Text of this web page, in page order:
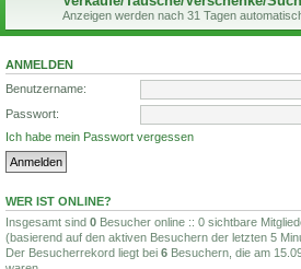
Anzeigen werden nach 31 Tagen
ANMELDEN
Benutzername:
Passwort:
Ich habe mein Passwort vergessen
WER IST ONLINE?
Insgesamt sind 0 Besucher online :: 0 sichtbare
(basierend auf den aktiven Besuchern der letzten 5
Der Besucherrekord liegt bei 6 Besuchern, die am